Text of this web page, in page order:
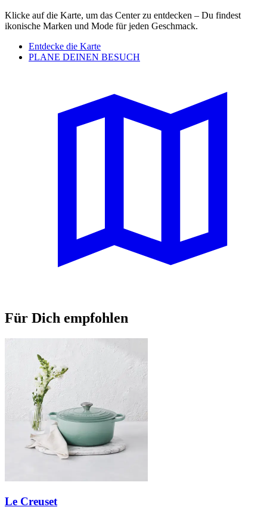
Klicke auf die Karte, um das Center zu entdecken – Du findest
ikonische Marken und Mode für jeden Geschmack.
Entdecke die Karte
PLANE DEINEN BESUCH
Für Dich empfohlen
Le Creuset